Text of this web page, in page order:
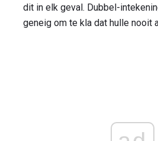
dit in elk geval. Dubbel-
geneig om te kla dat hulle nooit